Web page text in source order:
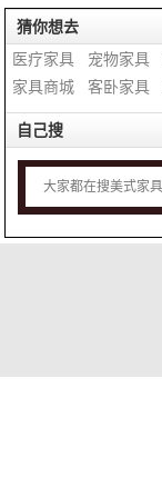
猜你想去
医疗家具
宠物家具
家具商城
客卧家具
自己搜